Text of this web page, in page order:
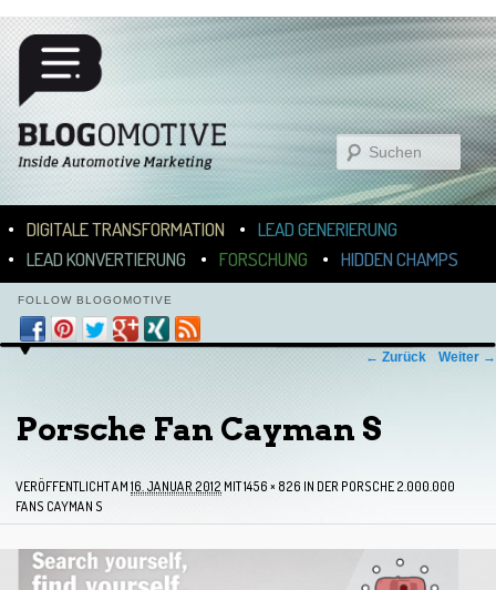
Suchen
ZUM INHALT WECHSELN
ZUM SEKUNDÄREN INHALT WECHSELN
DIGITALE TRANSFORMATION
LEAD GENERIERUNG
LEAD KONVERTIERUNG
FORSCHUNG HIDDEN CHAMPS
FOLLOW BLOGOMOTIVE
Bilder-Navigation ← Zurück Weiter →
Porsche Fan Cayman S
VERÖFFENTLICHT AM 16. JANUAR 2012 MIT1456 × 826 IN DER PORSCHE 2.000.000
FANS CAYMAN S